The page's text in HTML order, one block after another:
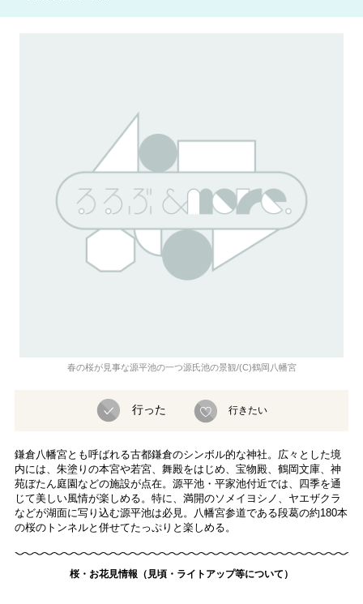
春の桜が見事な源平池の一つ源氏池の景観/(C)鶴岡八幡宮
行った 行きたい
鎌倉八幡宮とも呼ばれる古都鎌倉のシンボル的な神社。広々とした境
内には、朱塗りの本宮や若宮、舞殿をはじめ、宝物殿、鶴岡文庫、神
苑ぼたん庭園などの施設が点在。源平池・平家池付近では、四季を通
じて美しい風情が楽しめる。特に、満開のソメイヨシノ、ヤエザクラ
などが湖面に写り込む源平池は必見。八幡宮参道である段葛の約180本
の桜のトンネルと併せてたっぷりと楽しめる。
桜・お花見情報（見頃・ライトアップ等について）